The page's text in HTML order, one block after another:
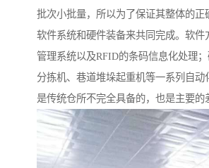
批次小批量，所以为了保证其整体的正
软件系统和硬件装备来共同完成。软件
管理系统以及RFID的条码信息化处理
分拣机、巷道堆垛起重机等一系列自动
是传统仓所不完全具备的，也是主要的